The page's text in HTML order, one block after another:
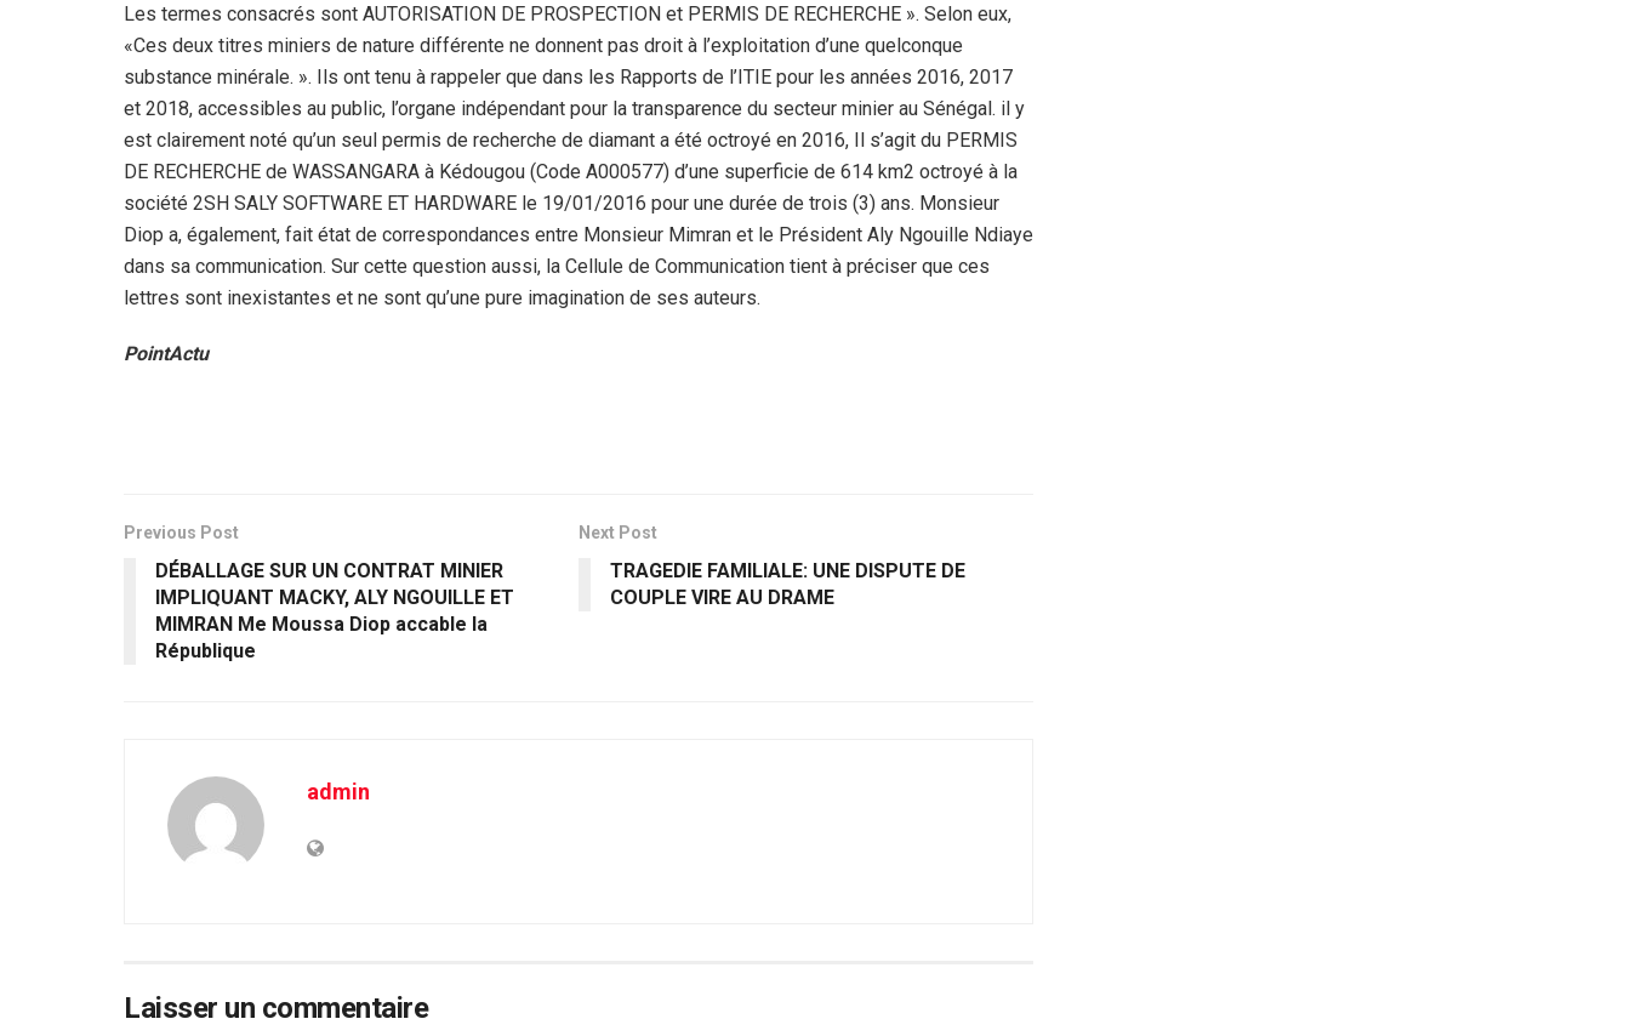
Les termes consacrés sont AUTORISATION DE PROSPECTION et PERMIS DE RECHERCHE ». Selon eux,
«Ces deux titres miniers de nature différente ne donnent pas droit à l’exploitation d’une quelconque
substance minérale. ». Ils ont tenu à rappeler que dans les Rapports de l’ITIE pour les années 2016, 2017
et 2018, accessibles au public, l’organe indépendant pour la transparence du secteur minier au Sénégal. il y
est clairement noté qu’un seul permis de recherche de diamant a été octroyé en 2016, Il s’agit du PERMIS
DE RECHERCHE de WASSANGARA à Kédougou (Code A000577) d’une superficie de 614 km2 octroyé à la
société 2SH SALY SOFTWARE ET HARDWARE le 19/01/2016 pour une durée de trois (3) ans. Monsieur
Diop a, également, fait état de correspondances entre Monsieur Mimran et le Président Aly Ngouille Ndiaye
dans sa communication. Sur cette question aussi, la Cellule de Communication tient à préciser que ces
lettres sont inexistantes et ne sont qu’une pure imagination de ses auteurs.
PointActu
Previous Post
DÉBALLAGE SUR UN CONTRAT MINIER
IMPLIQUANT MACKY, ALY NGOUILLE ET
MIMRAN Me Moussa Diop accable la
République
Next Post
TRAGEDIE FAMILIALE: UNE DISPUTE DE
COUPLE VIRE AU DRAME
admin
Laisser un commentaire